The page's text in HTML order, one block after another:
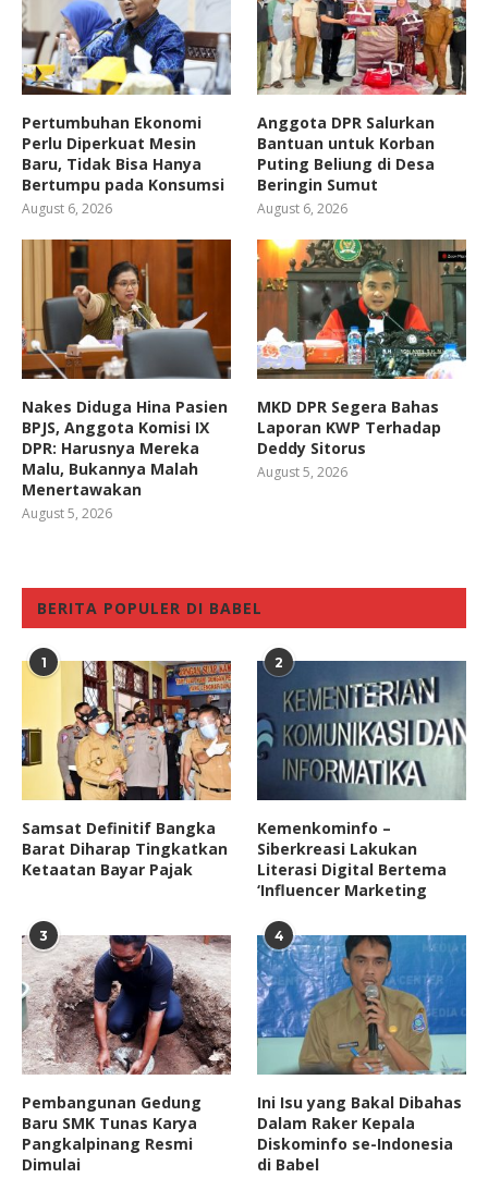
Pertumbuhan Ekonomi
Perlu Diperkuat Mesin
Baru, Tidak Bisa Hanya
Bertumpu pada Konsumsi
August 6, 2026
Anggota DPR Salurkan
Bantuan untuk Korban
Puting Beliung di Desa
Beringin Sumut
August 6, 2026
Nakes Diduga Hina Pasien
BPJS, Anggota Komisi IX
DPR: Harusnya Mereka
Malu, Bukannya Malah
Menertawakan
August 5, 2026
MKD DPR Segera Bahas
Laporan KWP Terhadap
Deddy Sitorus
August 5, 2026
BERITA POPULER DI BABEL
1
Samsat Definitif Bangka
Barat Diharap Tingkatkan
Ketaatan Bayar Pajak
2
Kemenkominfo –
Siberkreasi Lakukan
Literasi Digital Bertema
‘Influencer Marketing
3
Pembangunan Gedung
Baru SMK Tunas Karya
Pangkalpinang Resmi
Dimulai
4
Ini Isu yang Bakal Dibahas
Dalam Raker Kepala
Diskominfo se-Indonesia
di Babel